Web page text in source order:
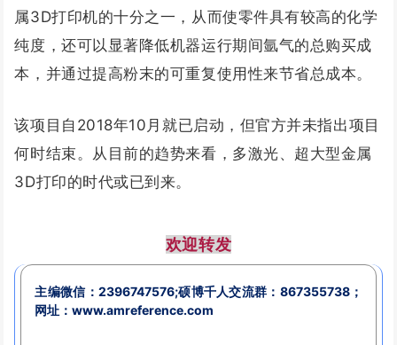
属3D打印机的十分之一，从而使零件具有较高的化学
纯度，还可以显著降低机器运行期间氩气的总购买成
本，并通过提高粉末的可重复使用性来节省总成本。
该项目自2018年10月就已启动，但官方并未指出项目
何时结束。从目前的趋势来看， 多激光、超大型金属
3D打印的时代或已到来。
欢迎转发
主编微信： 2396747576;硕博千人交流群： 867355738；
网址：www.amreference.com